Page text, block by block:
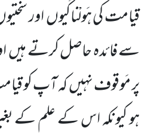
قیامت کی ہَولْناکْیوںاور
سے فائدہ حاصل کرتے ہیں
پر مَوقوف نہیںکہ آپ کو
ہو کیونکہ اس کے علم کے